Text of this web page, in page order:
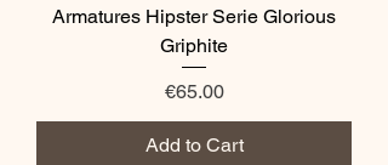
Armatures Hipster Serie Glorious
Griphite
Price
€65.00
Add to Cart